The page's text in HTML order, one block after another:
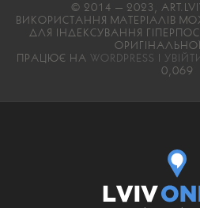
© 2014 — 2023,
ВИКОРИСТАННЯ МАТЕРІАЛІВ
ДЛЯ ІНДЕКСУВАННЯ
ОРИГІНАЛЬНОЇ
ПРАЦЮЄ НА WORDPRESS |
0,069